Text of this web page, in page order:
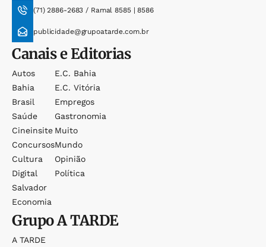
(71) 2886-2683 / Ramal 8585 | 8586
publicidade@grupoatarde.com.br
Canais e Editorias
Autos
Bahia
Brasil
Saúde
Cineinsite
Concursos
Cultura
Digital
Salvador
Economia
E.c. Bahia
E.c. Vitória
Empregos
Gastronomia
Muito
Mundo
Opinião
Política
GrupoA TARDE
A TARDE